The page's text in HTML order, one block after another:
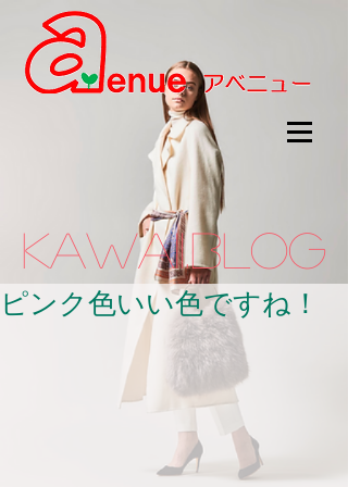
kawaii.BLOG
ピンク色いい色ですね！